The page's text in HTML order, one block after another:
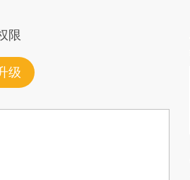
限
级